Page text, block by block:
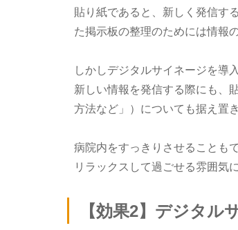
貼り紙であると、新しく発信す
た掲示板の整理のためには情報
しかしデジタルサイネージを導
新しい情報を発信する際にも、
方法など」）についても据え置
病院内をすっきりさせることも
リラックスして過ごせる雰囲気
【効果2】デジタル